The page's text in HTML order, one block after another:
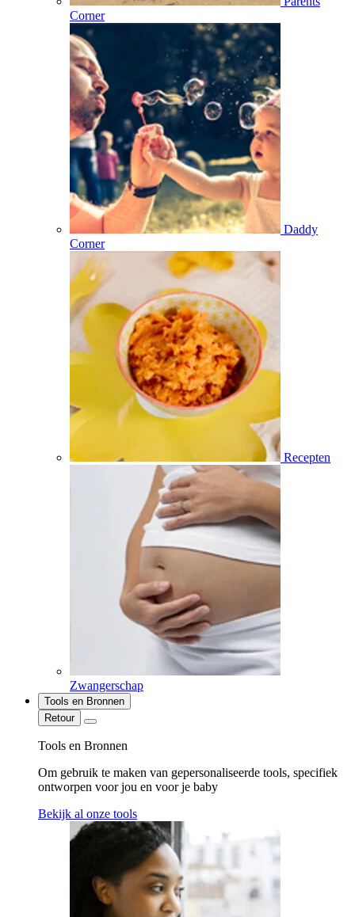
Corner
Daddy
Corner
Recepten
Zwangerschap
Tools en Bronnen
Retour
Tools en Bronnen
Om gebruik te maken van gepersonaliseerde tools, specifiek
ontworpen voor jou en voor je baby
Bekijk al onze tools